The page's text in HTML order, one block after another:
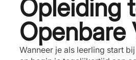
Opleiding
Openbare
Wanneer je als leerling start